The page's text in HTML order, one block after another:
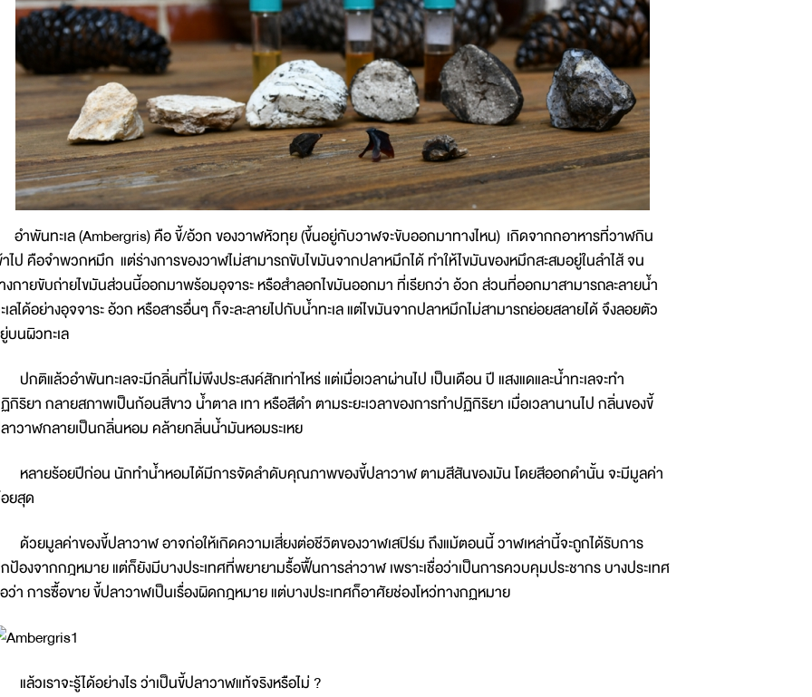
อำพันทะเล (Ambergris) คือ ขี้/อ้วก ของวาฬหัวทุย (ขึ้นอยู่กับวาฬจะขับออกมาทางไหน) เกิดจากกอาหารที่วาฬกิน
าไป คือจำพวกหมึก แต่ร่างการของวาฬไม่สามารถขับไขมันจากปลาหมึกได้ ทำให้ไขมันของหมึกสะสมอยู่ในลำไส้ จน
งกายขับถ่ายไขมันส่วนนี้ออกมาพร้อมอุจาระ หรือสำลอกไขมันออกมา ที่เรียกว่า อ้วก ส่วนที่ออกมาสามารถละลายน้ำ
เลได้อย่างอุจจาระ อ้วก หรือสารอื่นๆ ก็จะละลายไปกับน้ำทะเล แต่ไขมันจากปลาหมึกไม่สามารถย่อยสลายได้ จึงลอยตัว
บนผิวทะเล
ปกติแล้วอำพันทะเลจะมีกลิ่นที่ไม่พึงประสงค์สักเท่าไหร่ แต่เมื่อเวลาผ่านไป เป็นเดือน ปี แสงแดและน้ำทะเลจะทำ
กิริยา กลายสภาพเป็นก้อนสีขาว น้ำตาล เทา หรือสีดำ ตามระยะเวลาของการทำปฏิกิริยา เมื่อเวลานานไป กลิ่นของขี้
าวาฬกลายเป็นกลิ่นหอม คล้ายกลิ่นน้ำมันหอมระเหย
หลายร้อยปีก่อน นักทำน้ำหอมได้มีการจัดลำดับคุณภาพของขี้ปลาวาฬ ตามสีสันของมัน โดยสีออกดำนั้น จะมีมูลค่า
ยสุด
ด้วยมูลค่าของขี้ปลาวาฬ อาจก่อให้เกิดความเสี่ยงต่อชีวิตของวาฬเสปิร์ม ถึงแม้ตอนนี้ วาฬเหล่านี้จะถูกได้รับการ
ป้องจากกฎหมาย แต่ก็ยังมีบางประเทศที่พยายามรื้อฟื้นการล่าวาฬ เพราะเชื่อว่าเป็นการควบคุมประชากร บางประเทศ
ว่า การซื้อขาย ขี้ปลาวาฬเป็นเรื่องผิดกฎหมาย แต่บางประเทศก็อาศัยช่องโหว่ทางกฏหมาย
แล้วเราจะรู้ได้อย่างไร ว่าเป็นขี้ปลาวาฬแท้จริงหรือไม่ ?